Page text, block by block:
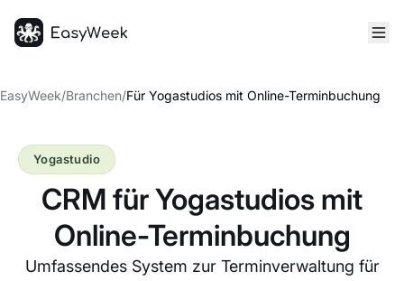
EasyWeek/Branchen/Für Yogastudios mit Online-Terminbuchung
CRM für Yogastudios mit
Online-Terminbuchung
Umfassendes System zur Terminverwaltung für
Yogastudio